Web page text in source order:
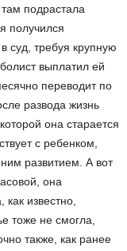
подрастала
получился
суд, требуя крупную
выплатил ей
переводит по
развода жизнь
она старается
с ребенком,
развитием. А вот
она
известно,
тоже не смогла,
также, как ранее